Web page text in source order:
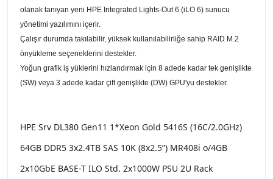
olanak tanıyan yeni HPE Integrated Lights-Out 6 (iLO 6) sunucu
yönetimi yazılımını içerir.
Çalışır durumda takılabilir, yüksek kullanılabilirliğe sahip RAID M.2
önyükleme seçeneklerini destekler.
Yoğun grafik iş yüklerini hızlandırmak için 8 adede kadar tek genişlikte
(SW) veya 3 adede kadar çift genişlikte (DW) GPU'yu destekler.
HPE Srv DL380 Gen11 1*Xeon Gold 5416S (16C/2.0GHz)
64GB DDR5 3x2.4TB SAS 10K (8x2.5”) MR408i o/4GB
2x10GbE BASE-T ILO Std. 2x1000W PSU 2U Rack